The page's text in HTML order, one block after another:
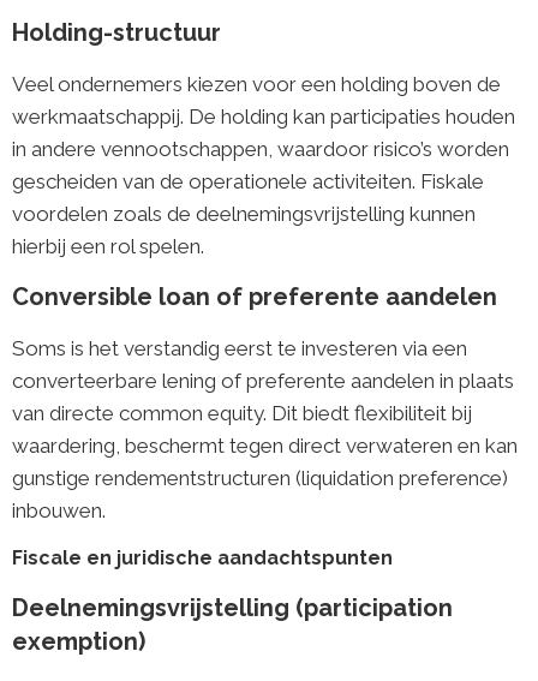
Holding-structuur
Veel ondernemers kiezen voor een holding boven de
werkmaatschappij. De holding kan participaties houden
in andere vennootschappen, waardoor risico’s worden
gescheiden van de operationele activiteiten. Fiskale
voordelen zoals de deelnemingsvrijstelling kunnen
hierbij een rol spelen.
Conversible loan of preferente aandelen
Soms is het verstandig eerst te investeren via een
converteerbare lening of preferente aandelen in plaats
van directe common equity. Dit biedt flexibiliteit bij
waardering, beschermt tegen direct verwateren en kan
gunstige rendementstructuren (liquidation preference)
inbouwen.
Fiscale en juridische aandachtspunten
Deelnemingsvrijstelling (participation
exemption)